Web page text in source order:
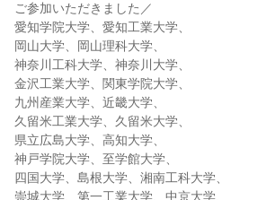
ご参加いただきました／
愛知学院大学、愛知工業大学、
岡山大学、岡山理科大学、
神奈川工科大学、神奈川大学、
金沢工業大学、関東学院大学、
九州産業大学、近畿大学、
久留米工業大学、久留米大学、
県立広島大学、高知大学、
神戸学院大学、至学館大学、
四国大学、島根大学、湘南工科大学、
崇城大学、第一工業大学、中京大学、